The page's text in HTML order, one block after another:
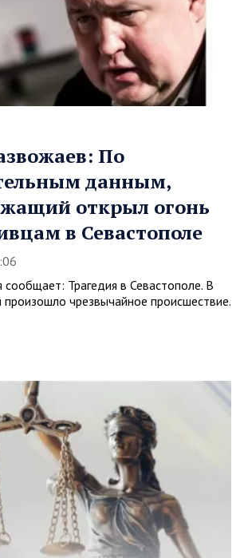
По
данным,
открыл огонь
в Севастополе
сообщает: Трагедия в Севастополе. В
чрезвычайное происшествие.